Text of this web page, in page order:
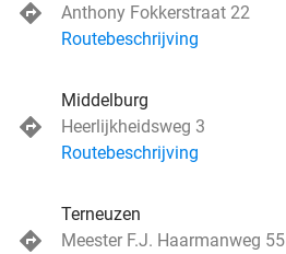
Anthony Fokkerstraat 22
Routebeschrijving
Middelburg
Heerlijkheidsweg 3
Routebeschrijving
Terneuzen
Meester F.J. Haarmanweg 55